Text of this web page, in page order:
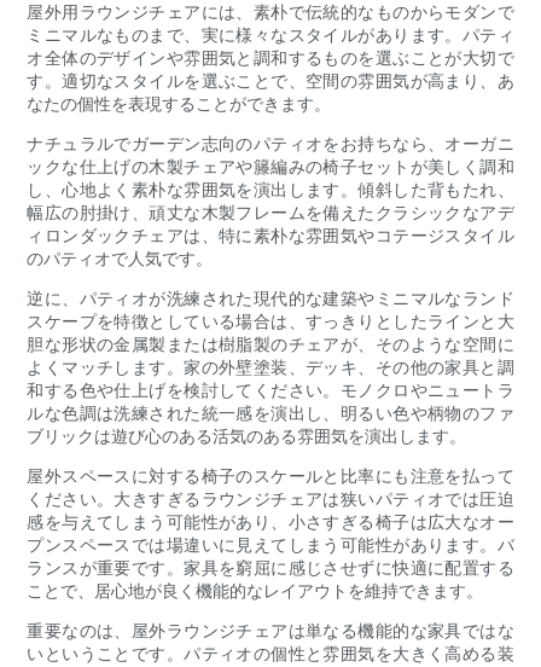
屋外用ラウンジチェアには、素朴で伝統的なものからモダンで
ミニマルなものまで、実に様々なスタイルがあります。パティ
オ全体のデザインや雰囲気と調和するものを選ぶことが大切で
す。適切なスタイルを選ぶことで、空間の雰囲気が高まり、あ
なたの個性を表現することができます。
ナチュラルでガーデン志向のパティオをお持ちなら、オーガニ
ックな仕上げの木製チェアや籐編みの椅子セットが美しく調和
し、心地よく素朴な雰囲気を演出します。傾斜した背もたれ、
幅広の肘掛け、頑丈な木製フレームを備えたクラシックなアデ
ィロンダックチェアは、特に素朴な雰囲気やコテージスタイル
のパティオで人気です。
逆に、パティオが洗練された現代的な建築やミニマルなランド
スケープを特徴としている場合は、すっきりとしたラインと大
胆な形状の金属製または樹脂製のチェアが、そのような空間に
よくマッチします。家の外壁塗装、デッキ、その他の家具と調
和する色や仕上げを検討してください。モノクロやニュートラ
ルな色調は洗練された統一感を演出し、明るい色や柄物のファ
ブリックは遊び心のある活気のある雰囲気を演出します。
屋外スペースに対する椅子のスケールと比率にも注意を払って
ください。大きすぎるラウンジチェアは狭いパティオでは圧迫
感を与えてしまう可能性があり、小さすぎる椅子は広大なオー
プンスペースでは場違いに見えてしまう可能性があります。バ
ランスが重要です。家具を窮屈に感じさせずに快適に配置する
ことで、居心地が良く機能的なレイアウトを維持できます。
重要なのは、屋外ラウンジチェアは単なる機能的な家具ではな
いということです。パティオの個性と雰囲気を大きく高める装